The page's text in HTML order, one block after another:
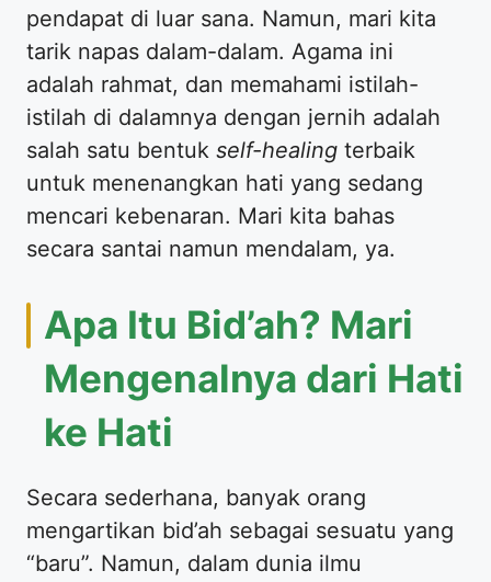
pendapat di luar sana. Namun, mari kita
tarik napas dalam-dalam. Agama ini
adalah rahmat, dan memahami istilah-
istilah di dalamnya dengan jernih adalah
salah satu bentuk self-healing terbaik
untuk menenangkan hati yang sedang
mencari kebenaran. Mari kita bahas
secara santai namun mendalam, ya.
Apa Itu Bid’ah? Mari
Mengenalnya dari Hati
ke Hati
Secara sederhana, banyak orang
mengartikan bid’ah sebagai sesuatu yang
“baru”. Namun, dalam dunia ilmu